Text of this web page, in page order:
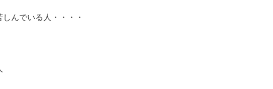
んでいる人・・・・